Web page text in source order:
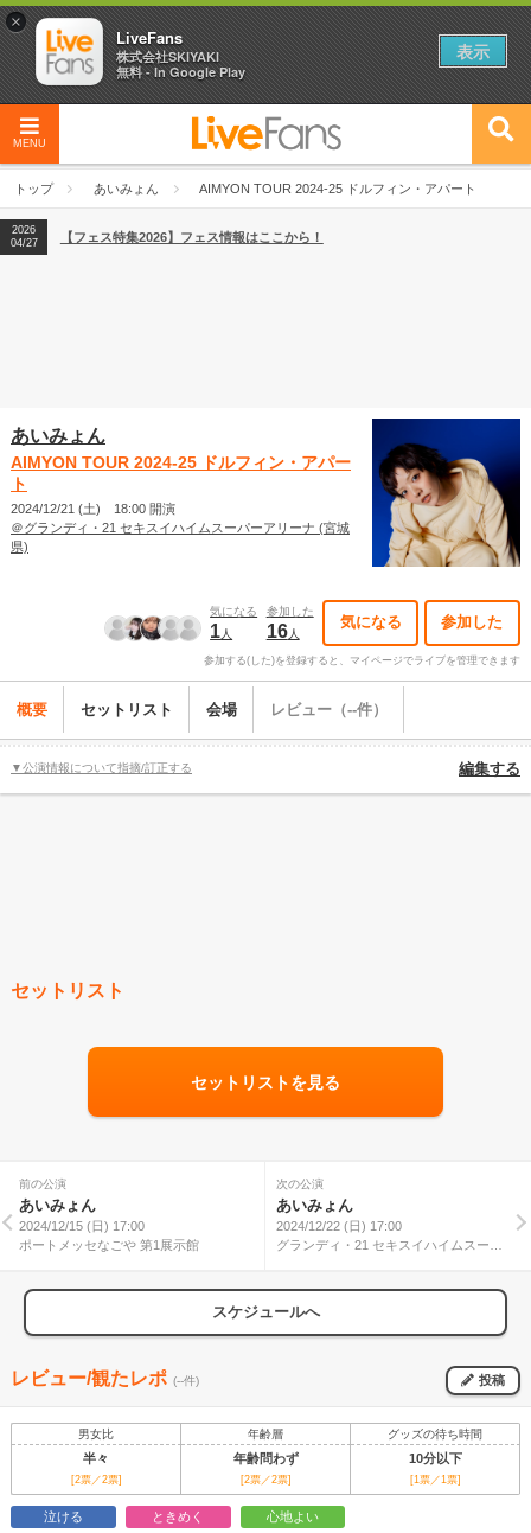
MENU
トップ あいみょん AIMYON TOUR 2024-25 ドルフィン・アパート
2026
04/27
2026
【ライブ動員ランキング】2026年上半期編発表！
2026
04/27
【フェス特集2026】フェス情報はここから！
あいみょん
AIMYON TOUR 2024-25 ドルフィン・アパー
ト
2024/12/21 (土) 18:00 開演
＠グランディ・21 セキスイハイムスーパーアリーナ (宮城
県)
気になる
1人
参加した
16人
気になる 参加した
参加する(した)を登録すると、マイページでライブを管理できます
概要 セットリスト 会場 レビュー（--件）
▼公演情報について指摘/訂正する 編集する
セットリスト
セットリストを見る
前の公演
あいみょん
2024/12/15 (日) 17:00
ポートメッセなごや 第1展示館
次の公演
あいみょん
2024/12/22 (日) 17:00
グランディ・21 セキスイハイムスーパ
スケジュールへ
レビュー/観たレポ (--件) 投稿
男女比 年齢層 グッズの待ち時間
半々 年齢問わず 10分以下
[2票／2票] [2票／2票] [1票／1票]
泣ける ときめく 心地よい
×
LiveFans
株式会社SKIYAKI
無料 - In Google Play
表示